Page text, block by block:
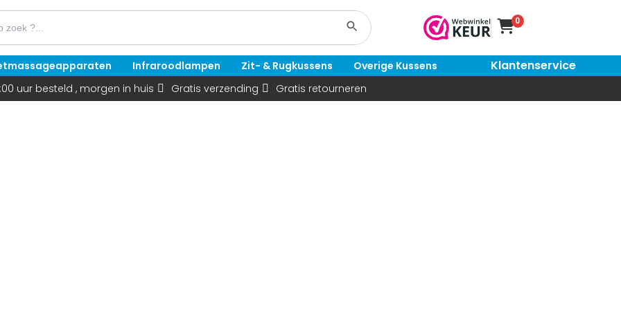
Zoekknop 0
Infraroodlampen Zit- & Rugkussens Overige Kussens Klantenservice
uur besteld , morgen in huis Gratis verzending Gratis retourneren